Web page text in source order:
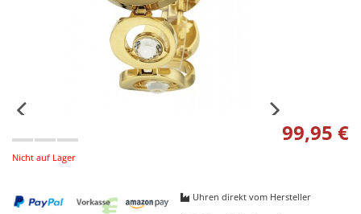
99,95 €
Nicht auf Lager
Uhren direkt vom Hersteller